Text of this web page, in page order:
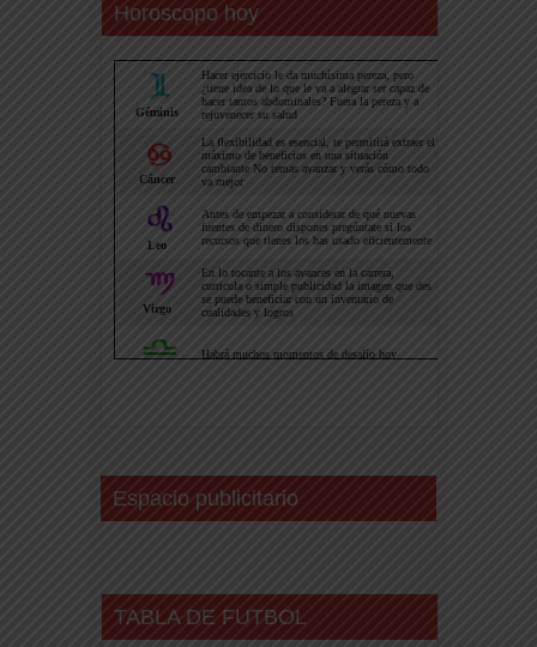
Horoscopo hoy
Espacio publicitario
TABLA DE FUTBOL